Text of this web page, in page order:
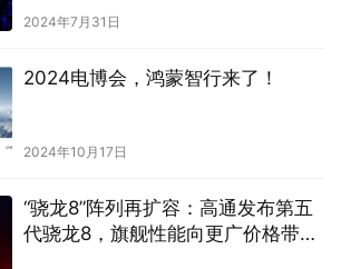
2024年7月31日
2024电博会，鸿蒙智行来了！
2024年10月17日
“骁龙8”阵列再扩容：高通发布第五
代骁龙8，旗舰性能向更广价格带下